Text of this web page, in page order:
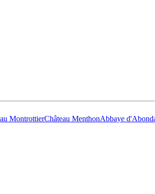
MontrottierChâteau MenthonAbbaye